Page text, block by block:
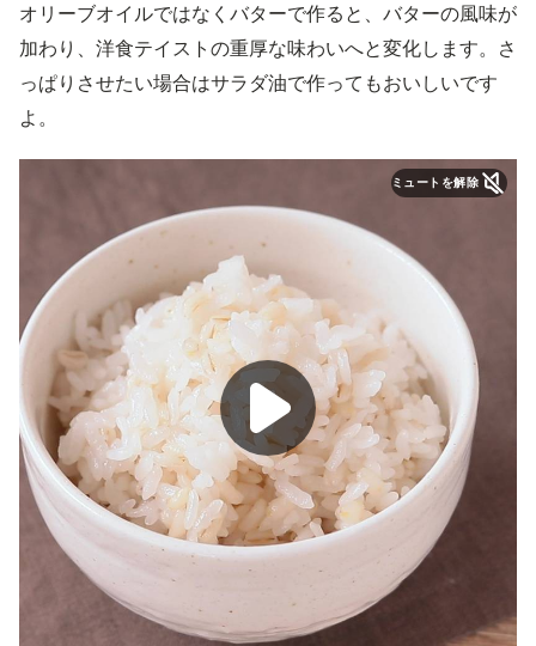
オリーブオイルではなくバターで作ると、バターの風味が
加わり、洋食テイストの重厚な味わいへと変化します。さ
っぱりさせたい場合はサラダ油で作ってもおいしいです
よ。
ミュートを解除